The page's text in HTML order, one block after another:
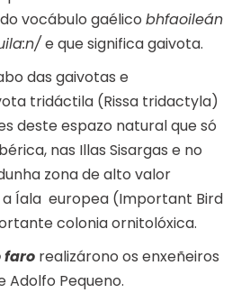
vocábulo gaélico bhfaoileán
e que significa gaivota.
das gaivotas e
tridáctila (Rissa tridactyla)
deste espazo natural que só
nas Illas Sisargas e no
zona de alto valor
Íala europea (Important Bird
colonia ornitolóxica.
faro realizárono os enxeñeiros
Adolfo Pequeno.